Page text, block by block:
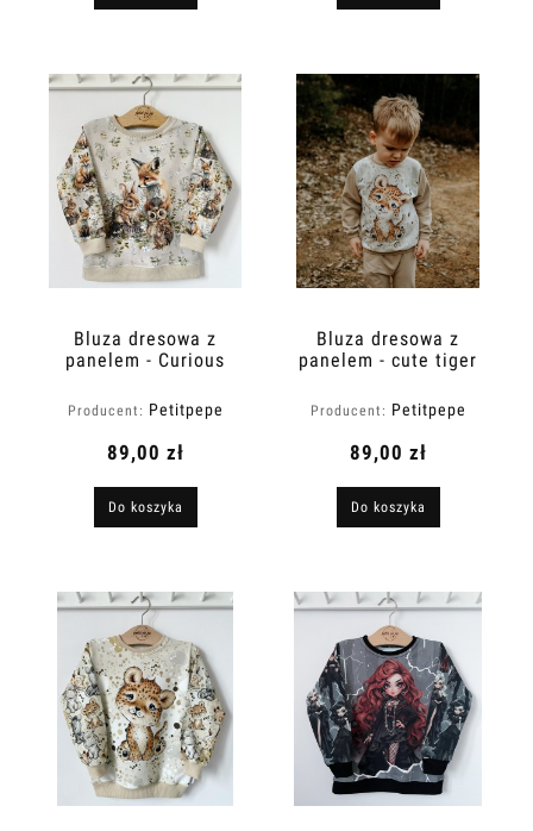
Bluza dresowa z
panelem - Curious
Producent: Petitpepe
89,00 zł
Do koszyka
Bluza dresowa z
panelem - cute tiger
Producent: Petitpepe
89,00 zł
Do koszyka